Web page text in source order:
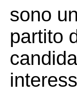
sono
partito